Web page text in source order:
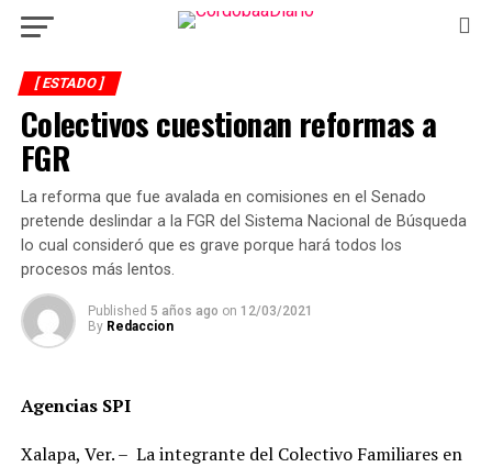
[ ESTADO ]
Colectivos cuestionan reformas a
FGR
La reforma que fue avalada en comisiones en el Senado
pretende deslindar a la FGR del Sistema Nacional de Búsqueda
lo cual consideró que es grave porque hará todos los
procesos más lentos.
Published 5 años ago on 12/03/2021
By Redaccion
Agencias SPI
Xalapa, Ver. – La integrante del Colectivo Familiares en